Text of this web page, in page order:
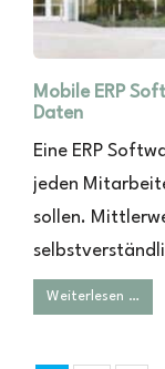
Mobile ERP
Daten
Eine ERP
jeden
sollen.
Weiterlesen …